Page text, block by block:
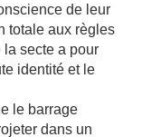
de leur
totale aux règles
secte a pour
identité et le
le barrage
dans un